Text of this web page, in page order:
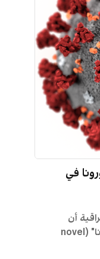
في
أن
الفايروس الجديد المعروف بـ "كورونا" (novel